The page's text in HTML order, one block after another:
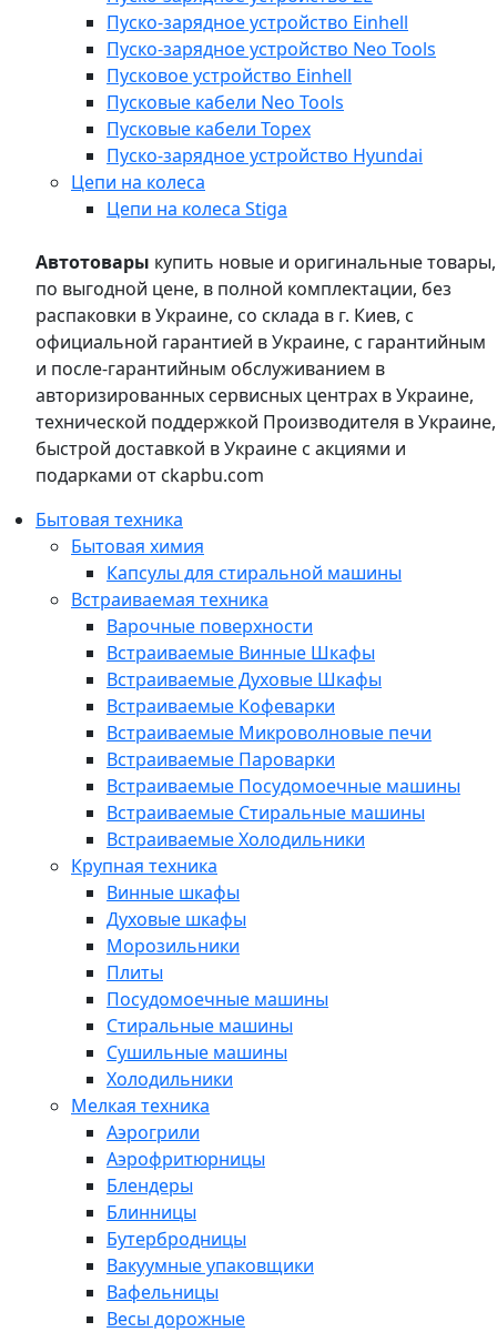
Пуско-зарядное устройство Einhell
Пуско-зарядное устройство Neo Tools
Пусковое устройство Einhell
Пусковые кабели Neo Tools
Пусковые кабели Topex
Пуско-зарядное устройство Hyundai
Цепи на колеса
Цепи на колеса Stiga
Автотовары купить новые и оригинальные товары,
по выгодной цене, в полной комплектации, без
распаковки в Украине, со склада в г. Киев, с
официальной гарантией в Украине, с гарантийным
и после-гарантийным обслуживанием в
авторизированных сервисных центрах в Украине,
технической поддержкой Производителя в Украине,
быстрой доставкой в Украине с акциями и
подарками от ckapbu.com
Бытовая техника
Бытовая химия
Капсулы для стиральной машины
Встраиваемая техника
Варочные поверхности
Встраиваемые Винные Шкафы
Встраиваемые Духовые Шкафы
Встраиваемые Кофеварки
Встраиваемые Микроволновые печи
Встраиваемые Пароварки
Встраиваемые Посудомоечные машины
Встраиваемые Стиральные машины
Встраиваемые Холодильники
Крупная техника
Винные шкафы
Духовые шкафы
Морозильники
Плиты
Посудомоечные машины
Стиральные машины
Сушильные машины
Холодильники
Мелкая техника
Аэрогрили
Аэрофритюрницы
Блендеры
Блинницы
Бутербродницы
Вакуумные упаковщики
Вафельницы
Весы дорожные